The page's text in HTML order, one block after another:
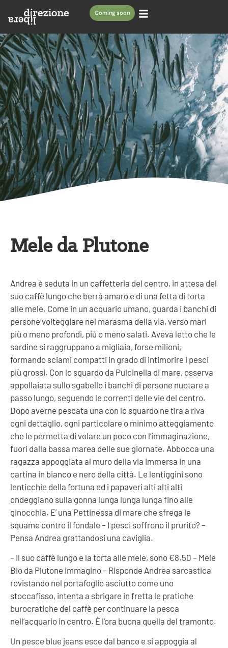
Coming soon
Mele da Plutone
Andrea è seduta in un caffetteria del centro, in attesa del
suo caffè lungo che berrà amaro e di una fetta di torta
alle mele. Come in un acquario umano, guarda i banchi di
persone volteggiare nel marasma della via, verso mari
più o meno profondi, più o meno salati. Aveva letto che le
sardine si raggruppano a migliaia, forse milioni,
formando sciami compatti in grado di intimorire i pesci
più grossi. Con lo sguardo da Pulcinella di mare, osserva
appollaiata sullo sgabello i banchi di persone nuotare a
passo lungo, seguendo le correnti delle vie del centro.
Dopo averne pescata una con lo sguardo ne tira a riva
ogni dettaglio, ogni particolare o minimo atteggiamento
che le permetta di volare un poco con l’immaginazione,
fuori dalla bassa marea delle sue giornate. Abbocca una
ragazza appoggiata al muro della via immersa in una
cartina in bianco e nero della città. Le lentiggini sono
lenticchie della fortuna ed i papaveri alti alti alti
ondeggiano sulla gonna lunga lunga lunga fino alle
ginocchia. E’ una Pettinessa di mare che sfrega le
squame contro il fondale – I pesci soffrono il prurito? –
Pensa Andrea grattandosi una caviglia.
– Il suo caffè lungo e la torta alle mele, sono €8.50 – Mele
Bio da Plutone immagino– Risponde Andrea sarcastica
rovistando nel portafoglio asciutto come uno
stoccafisso, intenta a sbrigare in fretta le pratiche
burocratiche del caffè per continuare la pesca
nell’acquario in centro. È l’ora buona quella del tramonto.
Un pesce blue jeans esce dal banco e si appoggia al